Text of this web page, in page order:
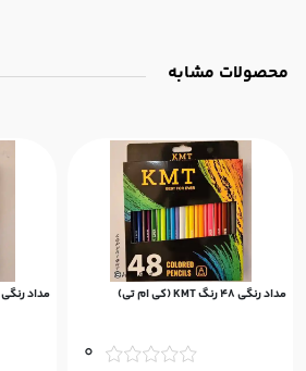
محصولات مشابه
مداد رنگی ۴۸ رنگ KMT (کی ام تی)
0
مداد رنگی ۳۶ رنگ KMT (کی ام تی)